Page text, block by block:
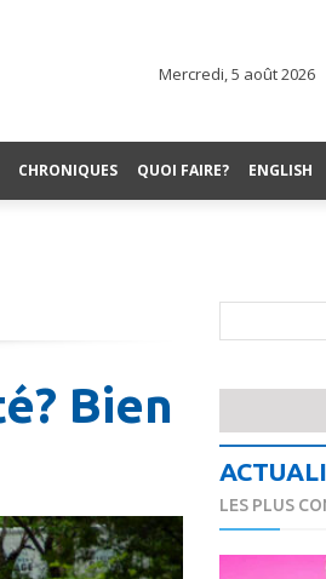
Mercredi, 5 août 2026
CHRONIQUES QUOI FAIRE? ENGLISH
Bien
LES PLUS